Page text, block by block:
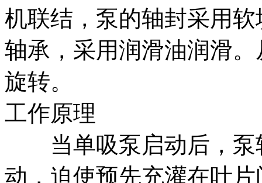
机联结，泵的轴封采用
轴承，采用润滑油润滑
旋转。
工作原理
当单吸泵启动后，泵
动，迫使预先充灌在叶